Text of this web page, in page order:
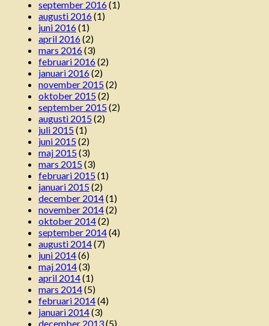
september 2016(1)
augusti 2016(1)
juni 2016(1)
april 2016(2)
mars 2016(3)
februari 2016(2)
januari 2016(2)
november 2015(2)
oktober 2015(2)
september 2015(2)
augusti 2015(2)
juli 2015(1)
juni 2015(2)
maj 2015(3)
mars 2015(3)
februari 2015(1)
januari 2015(2)
december 2014(1)
november 2014(2)
oktober 2014(2)
september 2014(4)
augusti 2014(7)
juni 2014(6)
maj 2014(3)
april 2014(1)
mars 2014(5)
februari 2014(4)
januari 2014(3)
december 2013(5)